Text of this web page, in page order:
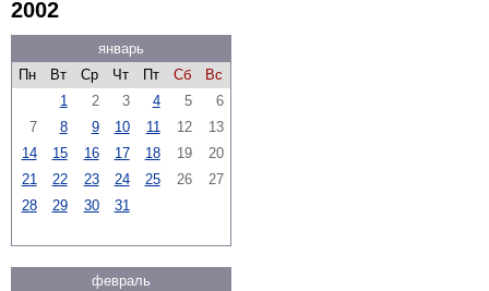
2002
январь
Пн
Вт Ср Чт Пт Сб
Вс
1
2 3 4 5
6
7
8 9 10 11 12
13
14
15 16 17 18 19
20
21
22 23 24 25 26
27
28
29 30 31
февраль